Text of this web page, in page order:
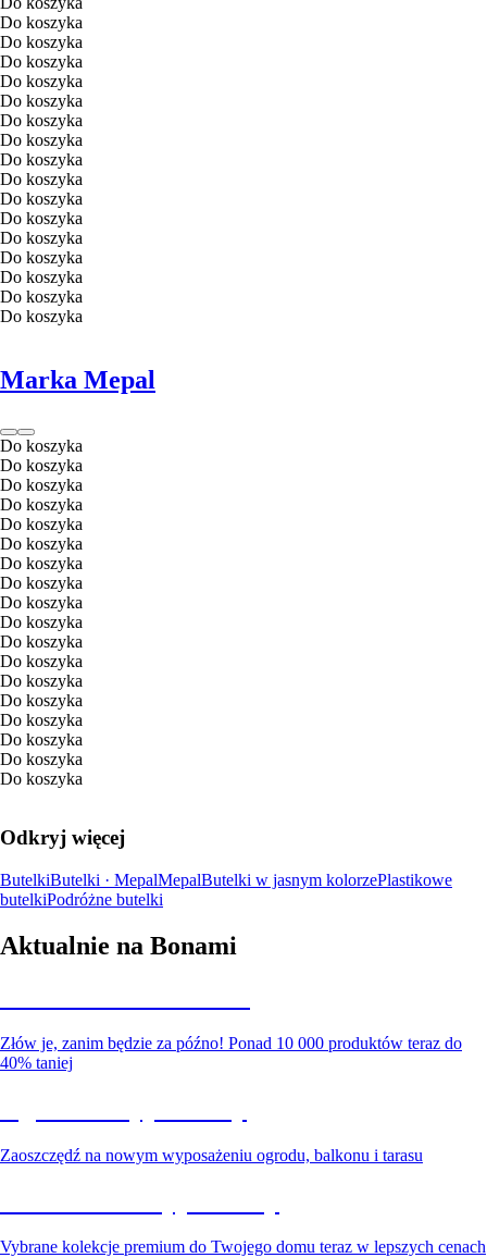
Do koszyka
Do koszyka
Do koszyka
Do koszyka
Do koszyka
Do koszyka
Do koszyka
Do koszyka
Do koszyka
Do koszyka
Do koszyka
Do koszyka
Do koszyka
Do koszyka
Do koszyka
Do koszyka
Marka Mepal
Do koszyka
Do koszyka
Do koszyka
Do koszyka
Do koszyka
Do koszyka
Do koszyka
Do koszyka
Do koszyka
Do koszyka
Do koszyka
Do koszyka
Do koszyka
Do koszyka
Do koszyka
Do koszyka
Do koszyka
Do koszyka
Odkryj więcej
ButelkiButelki · MepalMepalButelki w jasnym kolorzePlastikowe
butelkiPodróżne butelki
Aktualnie na Bonami
Złów je, zanim będzie za późno! Ponad 10 000 produktów teraz do
40% taniej
Zaoszczędź na nowym wyposażeniu ogrodu, balkonu i tarasu
Vybrane kolekcje premium do Twojego domu teraz w lepszych cenach